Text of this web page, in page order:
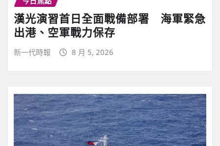
漢光演習首日全面戰備部署 海軍緊急
出港、空軍戰力保存
新一代時報 8 月 5, 2026